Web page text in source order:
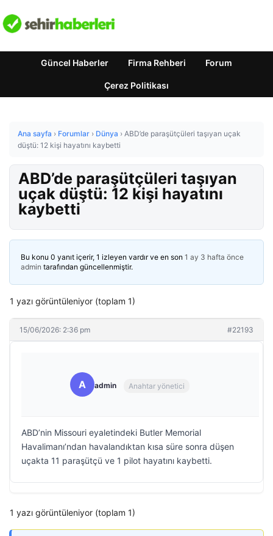
Güncel Haberler Firma Rehberi Forum
Çerez Politikası
Ana sayfa › Forumlar › Dünya › ABD’de paraşütçüleri taşıyan uçak
düştü: 12 kişi hayatını kaybetti
ABD’de paraşütçüleri taşıyan
uçak düştü: 12 kişi hayatını
kaybetti
Bu konu 0 yanıt içerir, 1 izleyen vardır ve en son 1 ay 3 hafta önce
admin tarafından güncellenmiştir.
1 yazı görüntüleniyor (toplam 1)
15/06/2026: 2:36 pm #22193
A admin Anahtar yönetici
ABD’nin Missouri eyaletindeki Butler Memorial
Havalimanı’ndan havalandıktan kısa süre sonra düşen
uçakta 11 paraşütçü ve 1 pilot hayatını kaybetti.
1 yazı görüntüleniyor (toplam 1)